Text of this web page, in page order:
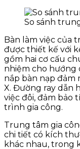
So sánh
Bàn làm việc của
được thiết kế với
gồm hai cơ cấu
nhiệm cho hướng
nắp bàn nạp
X. Đường ray dẫn
việc đôi, đảm bảo
trình gia công.
Trung tâm gia
chi tiết có kích
khác nhau, trong